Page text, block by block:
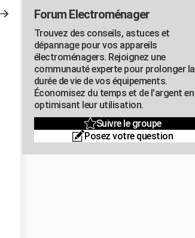
Forum Electroménager
Trouvez des conseils, astuces et
dépannage pour vos appareils
électroménagers. Rejoignez une
communauté experte pour prolonger la
durée de vie de vos équipements.
Économisez du temps et de l'argent en
optimisant leur utilisation.
Suivre le groupe
Posez votre question